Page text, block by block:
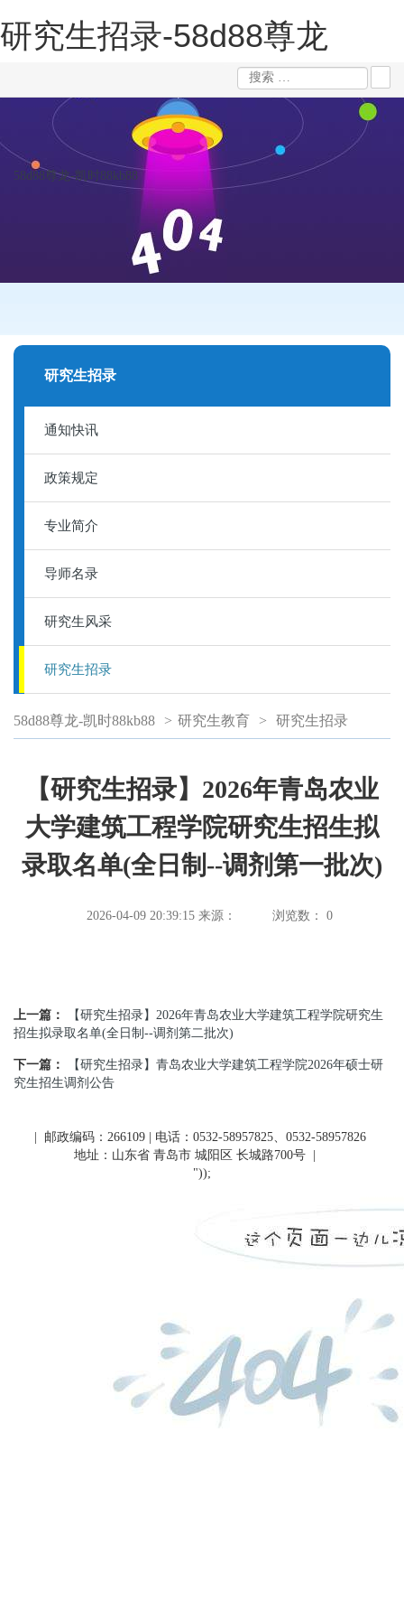
研究生招录-58d88尊龙
58d88尊龙-凯时88kb88
研究生招录
通知快讯
政策规定
专业简介
导师名录
研究生风采
研究生招录
58d88尊龙-凯时88kb88 > 研究生教育 > 研究生招录
【研究生招录】2026年青岛农业
大学建筑工程学院研究生招生拟
录取名单(全日制--调剂第一批次)
2026-04-09 20:39:15 来源： 浏览数： 0
上一篇：
【研究生招录】2026年青岛农业大学建筑工程学院研究生
招生拟录取名单(全日制--调剂第二批次)
下一篇：
【研究生招录】青岛农业大学建筑工程学院2026年硕士研
究生招生调剂公告
| 邮政编码：266109 | 电话：0532-58957825、0532-58957826
地址：山东省 青岛市 城阳区 长城路700号
"));